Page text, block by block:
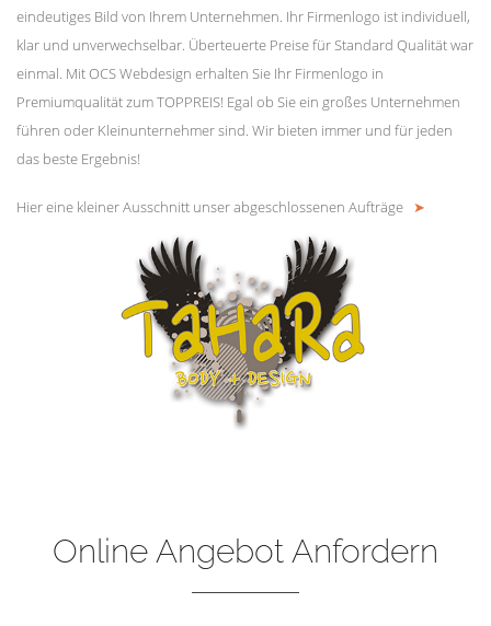
eindeutiges Bild von Ihrem Unternehmen. Ihr Firmenlogo ist individuell,
klar und unverwechselbar. Überteuerte Preise für Standard Qualität war
einmal. Mit OCS Webdesign erhalten Sie Ihr Firmenlogo in
Premiumqualität zum TOPPREIS! Egal ob Sie ein großes Unternehmen
führen oder Kleinunternehmer sind. Wir bieten immer und für jeden
das beste Ergebnis!
Hier eine kleiner Ausschnitt unser abgeschlossenen Aufträge ➤
Online Angebot Anfordern